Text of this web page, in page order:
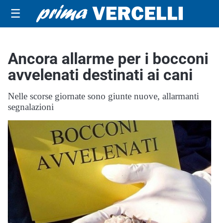
☰
Ancora allarme per i bocconi
avvelenati destinati ai cani
Nelle scorse giornate sono giunte nuove, allarmanti
segnalazioni